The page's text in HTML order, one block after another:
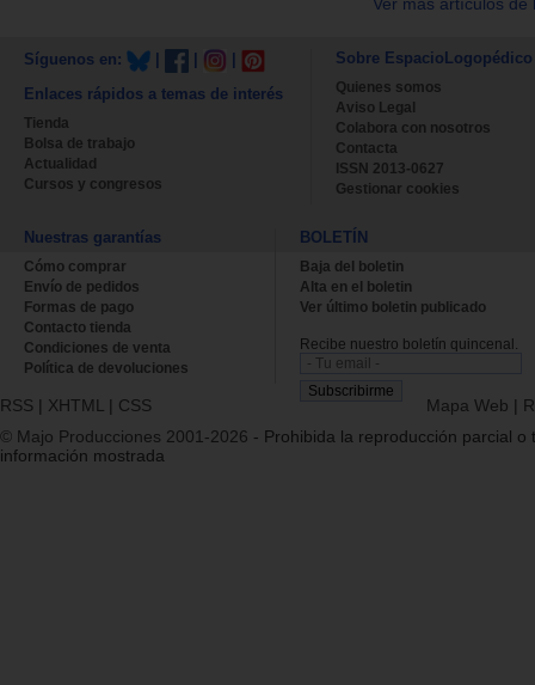
Síguenos en:
Enlaces rápidos a temas de interés
Tienda
Bolsa de trabajo
Actualidad
Cursos y congresos
Sobre EspacioLogopédico
Quienes somos
Aviso Legal
Colabora con nosotros
Contacta
ISSN 2013-0627
Gestionar cookies
Nuestras garantías
Cómo comprar
Envío de pedidos
Formas de pago
Contacto tienda
Condiciones de venta
Política de devoluciones
BOLETÍN
Baja del boletin
Alta en el boletin
Ver último boletin publicado
Recibe nuestro boletín quincenal.
RSS | XHTML | CSS Mapa Web |
© Majo Producciones 2001-2026 - Prohibida la reproducción parcial o
información mostrada